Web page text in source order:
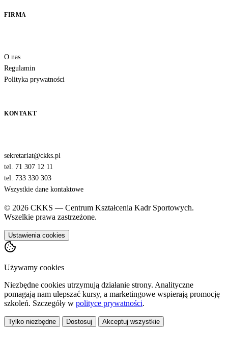
FIRMA
O nas
Regulamin
Polityka prywatności
KONTAKT
sekretariat@ckks.pl
tel. 71 307 12 11
tel. 733 330 303
Wszystkie dane kontaktowe
© 2026 CKKS — Centrum Kształcenia Kadr Sportowych.
Wszelkie prawa zastrzeżone.
Ustawienia cookies
Używamy cookies
Niezbędne cookies utrzymują działanie strony. Analityczne
pomagają nam ulepszać kursy, a marketingowe wspierają promocję
szkoleń. Szczegóły w polityce prywatności.
Tylko niezbędne Dostosuj Akceptuj wszystkie